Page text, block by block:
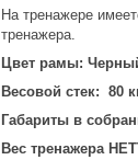
На тренажере
тренажера.
Цвет рамы:
Весовой стек: 80
Габариты в
Вес тренажера